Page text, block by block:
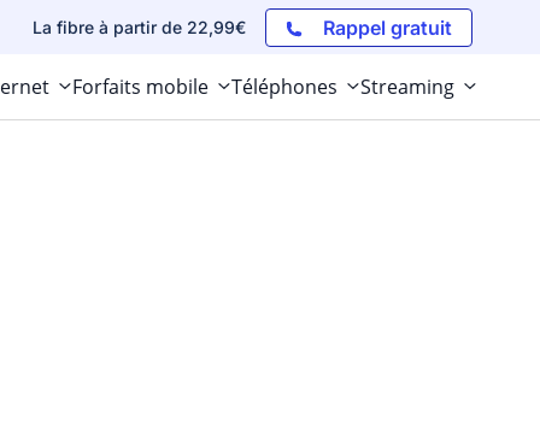
La fibre à partir de 22,99€ Rappel gratuit
Forfaits mobile Téléphones Streaming